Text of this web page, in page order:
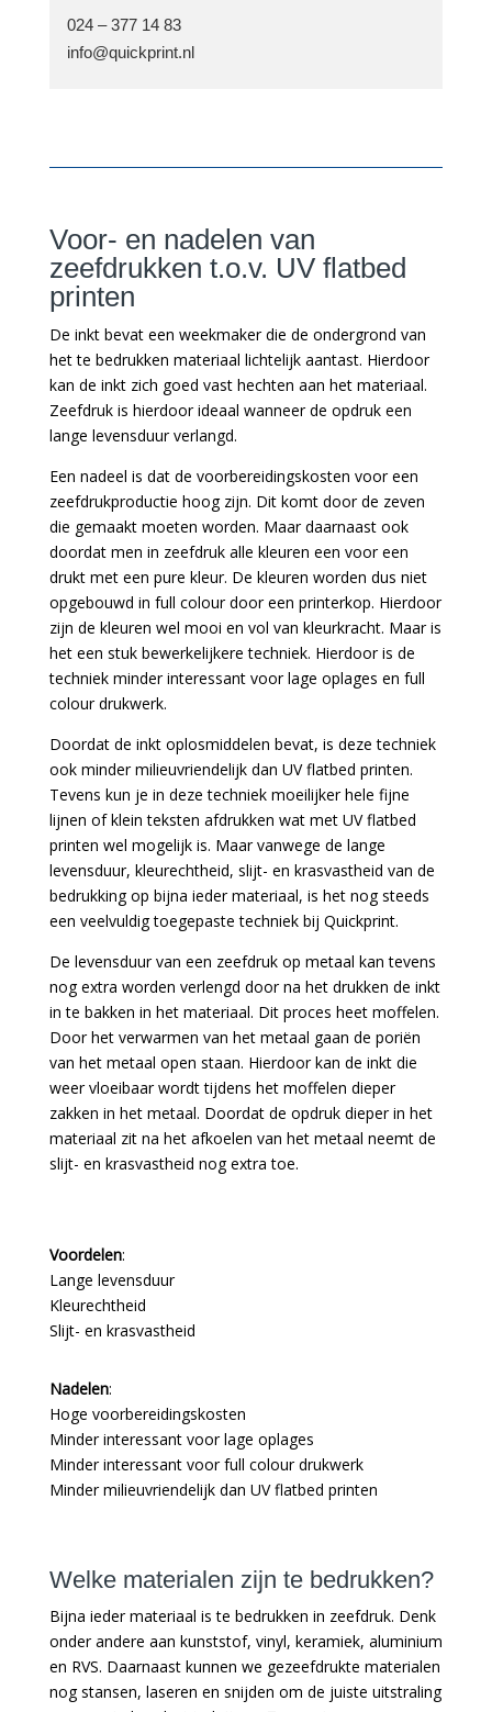
024 – 377 14 83
info@quickprint.nl
Voor- en nadelen van
zeefdrukken t.o.v. UV flatbed
printen
De inkt bevat een weekmaker die de ondergrond van
het te bedrukken materiaal lichtelijk aantast. Hierdoor
kan de inkt zich goed vast hechten aan het materiaal.
Zeefdruk is hierdoor ideaal wanneer de opdruk een
lange levensduur verlangd.
Een nadeel is dat de voorbereidingskosten voor een
zeefdrukproductie hoog zijn. Dit komt door de zeven
die gemaakt moeten worden. Maar daarnaast ook
doordat men in zeefdruk alle kleuren een voor een
drukt met een pure kleur. De kleuren worden dus niet
opgebouwd in full colour door een printerkop. Hierdoor
zijn de kleuren wel mooi en vol van kleurkracht. Maar is
het een stuk bewerkelijkere techniek. Hierdoor is de
techniek minder interessant voor lage oplages en full
colour drukwerk.
Doordat de inkt oplosmiddelen bevat, is deze techniek
ook minder milieuvriendelijk dan UV flatbed printen.
Tevens kun je in deze techniek moeilijker hele fijne
lijnen of klein teksten afdrukken wat met UV flatbed
printen wel mogelijk is. Maar vanwege de lange
levensduur, kleurechtheid, slijt- en krasvastheid van de
bedrukking op bijna ieder materiaal, is het nog steeds
een veelvuldig toegepaste techniek bij Quickprint.
De levensduur van een zeefdruk op metaal kan tevens
nog extra worden verlengd door na het drukken de inkt
in te bakken in het materiaal. Dit proces heet moffelen.
Door het verwarmen van het metaal gaan de poriën
van het metaal open staan. Hierdoor kan de inkt die
weer vloeibaar wordt tijdens het moffelen dieper
zakken in het metaal. Doordat de opdruk dieper in het
materiaal zit na het afkoelen van het metaal neemt de
slijt- en krasvastheid nog extra toe.
Voordelen:
Lange levensduur
Kleurechtheid
Slijt- en krasvastheid
Nadelen:
Hoge voorbereidingskosten
Minder interessant voor lage oplages
Minder interessant voor full colour drukwerk
Minder milieuvriendelijk dan UV flatbed printen
Welke materialen zijn te bedrukken?
Bijna ieder materiaal is te bedrukken in zeefdruk. Denk
onder andere aan kunststof, vinyl, keramiek, aluminium
en RVS. Daarnaast kunnen we gezeefdrukte materialen
nog stansen, laseren en snijden om de juiste uitstraling